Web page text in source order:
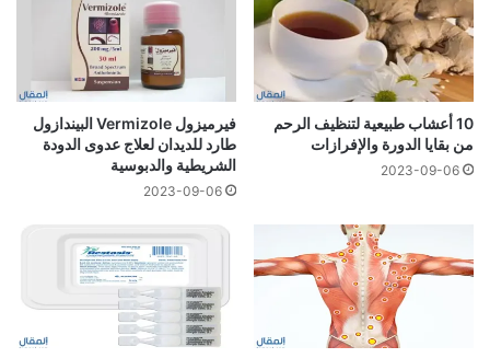
10 أعشاب طبيعية لتنظيف الرحم
من بقايا الدورة والإفرازات
2023-09-06
فيرميزول Vermizole البيندازول
طارد للديدان لعلاج عدوى الدودة
الشريطية والدبوسية
2023-09-06